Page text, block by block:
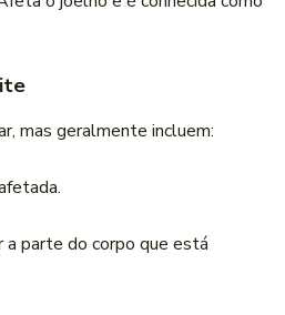
mas geralmente incluem:
a parte do corpo que está